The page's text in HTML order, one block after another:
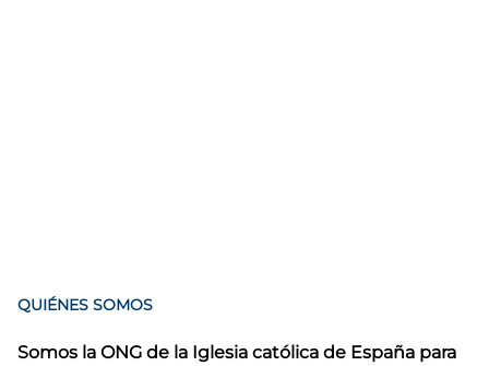
QUIÉNES SOMOS
Somos la ONG de la Iglesia católica de España para